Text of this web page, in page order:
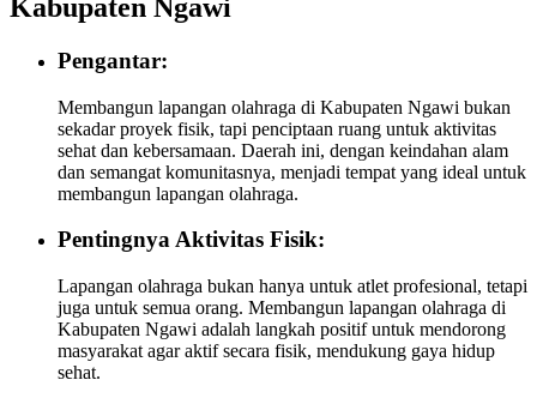
Kabupaten Ngawi
Pengantar:
Membangun lapangan olahraga di Kabupaten Ngawi bukan
sekadar proyek fisik, tapi penciptaan ruang untuk aktivitas
sehat dan kebersamaan. Daerah ini, dengan keindahan alam
dan semangat komunitasnya, menjadi tempat yang ideal untuk
membangun lapangan olahraga.
Pentingnya Aktivitas Fisik:
Lapangan olahraga bukan hanya untuk atlet profesional, tetapi
juga untuk semua orang. Membangun lapangan olahraga di
Kabupaten Ngawi adalah langkah positif untuk mendorong
masyarakat agar aktif secara fisik, mendukung gaya hidup
sehat.